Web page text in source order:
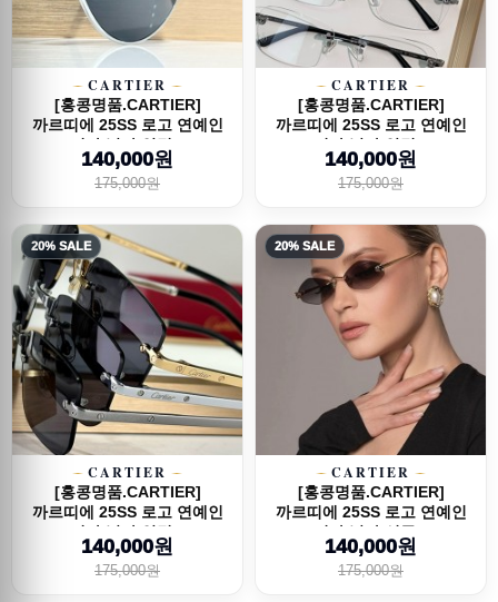
CARTIER
[홍콩명품.CARTIER]
까르띠에 25SS 로고 연예인
여자 남자 안경...
140,000원
175,000원
CARTIER
[홍콩명품.CARTIER]
까르띠에 25SS 로고 연예인
여자 남자 안경...
140,000원
175,000원
20% SALE
CARTIER
[홍콩명품.CARTIER]
까르띠에 25SS 로고 연예인
여자 남자 안경...
140,000원
175,000원
20% SALE
CARTIER
[홍콩명품.CARTIER]
까르띠에 25SS 로고 연예인
여자 남자 선글...
140,000원
175,000원